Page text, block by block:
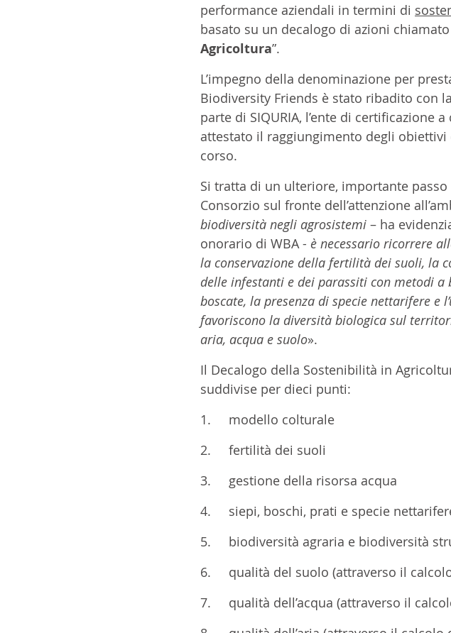
performance aziendali in termini di
basato su un decalogo di azioni chiamato
Agricoltura”.
L’impegno della denominazione per
Biodiversity Friends è stato ribadito con
parte di SIQURIA, l’ente di certificazione
attestato il raggiungimento degli obiettivi
corso.
Si tratta di un ulteriore, importante
Consorzio sul fronte dell’attenzione
biodiversità negli agrosistemi – ha
onorario di WBA - è necessario ricorrere
la conservazione della fertilità dei suoli, la
delle infestanti e dei parassiti con metodi
boscate, la presenza di specie nettarifere e
favoriscono la diversità biologica sul
aria, acqua e suolo».
Il Decalogo della Sostenibilità in
suddivise per dieci punti:
1.	modello colturale
2.	fertilità dei suoli
3.	gestione della risorsa acqua
4.	siepi, boschi, prati e specie
5.	biodiversità agraria e biodiversità
6.	qualità del suolo (attraverso il
7.	qualità dell’acqua (attraverso il